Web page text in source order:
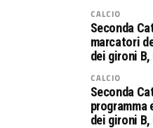
CALCIO
Seconda
marcatori
dei gironi B,
CALCIO
Seconda
programma
dei gironi B,